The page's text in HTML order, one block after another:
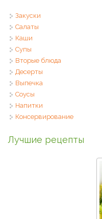
Закуски
Салаты
Каши
Супы
Вторые блюда
Десерты
Выпечка
Соусы
Напитки
Консервирование
Лучшие рецепты